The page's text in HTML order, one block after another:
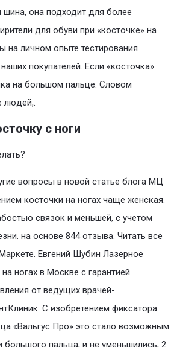
шина, она подходит для более
для обуви при «косточке» на
на личном опыте тестирования
покупателей. Если «косточка»
на большом пальце. Словом
людей,.
с ноги
вопросы в новой статье блога МЦ
косточки на ногах чаще женская.
связок и меньшей, с учетом
на основе 844 отзыва. Читать все
Евгений Шубин Лазерное
ногах в Москве с гарантией
от ведущих врачей-
С изобретением фиксатора
«Вальгус Про» это стало возможным.
большого пальца, и не уменьшились, 2